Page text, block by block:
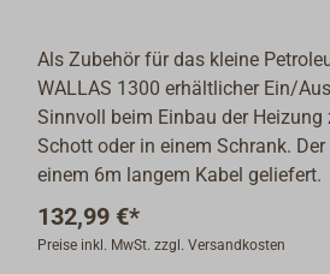
Als Zubehör für das kleine
WALLAS 1300 erhältlicher Ein/
Sinnvoll beim Einbau der Heizung
Schott oder in einem Schrank.
einem 6m langem Kabel geliefert.
132,99 €*
Preise inkl. MwSt. zzgl. Versandkosten